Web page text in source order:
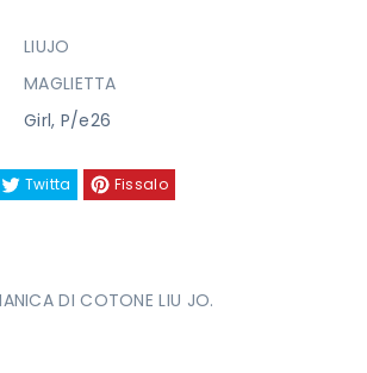
LIUJO
MAGLIETTA
Girl, P/e26
Twitta Fissalo
DI COTONE LIU JO.